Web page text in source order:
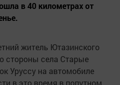
в 40 километрах от
житель Ютазинского
стороны села Старые
Уруссу на автомобиле